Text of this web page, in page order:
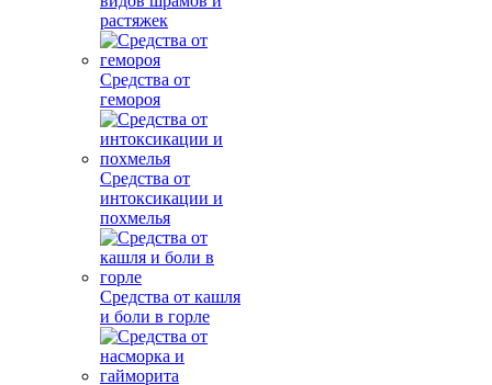
растяжек
Средства от
гемороя
Средства от
интоксикации и
похмелья
Средства от кашля
и боли в горле